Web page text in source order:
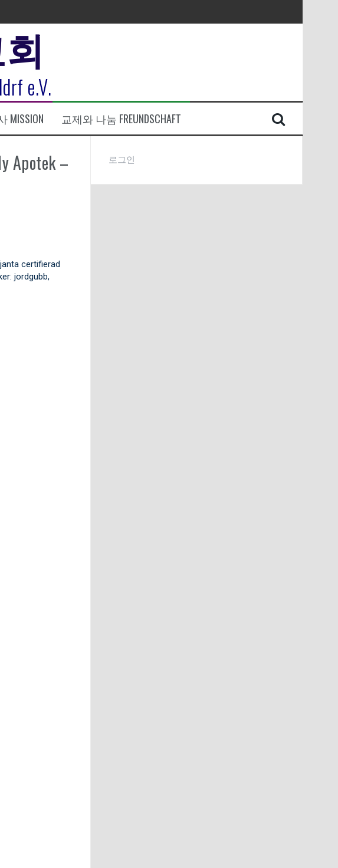
e.V.
MISSION 교제와 나눔 FREUNDSCHAFT
Apotek –
certifierad
jordgubb,
로그인